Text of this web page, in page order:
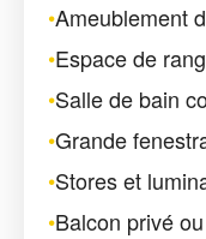
•Ameublement
•Espace de
•Salle de bain
•Grande
•Stores et
•Balcon privé